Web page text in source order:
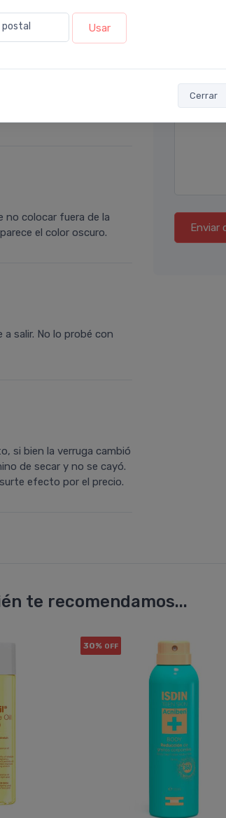
postal Usar
Cerrar
la familia (tengo hijos
No lo cambio por
no colocar fuera de la
el color oscuro.
a salir. No lo probé con
si bien la verruga cambió
de secar y no se cayó.
efecto por el precio.
Por
Enviar
te recomendamos...
30% OFF